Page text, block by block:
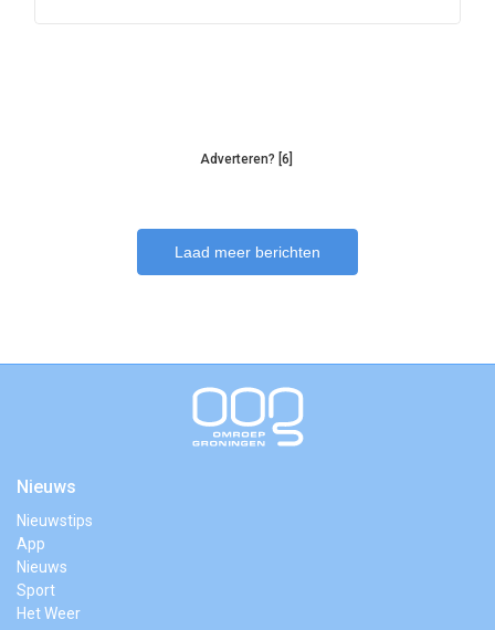
Adverteren? [6]
Laad meer berichten
Nieuws
Nieuwstips
App
Nieuws
Sport
Het Weer